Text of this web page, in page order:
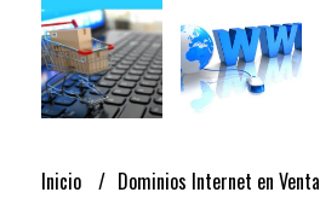
Inicio Dominios Internet en Venta